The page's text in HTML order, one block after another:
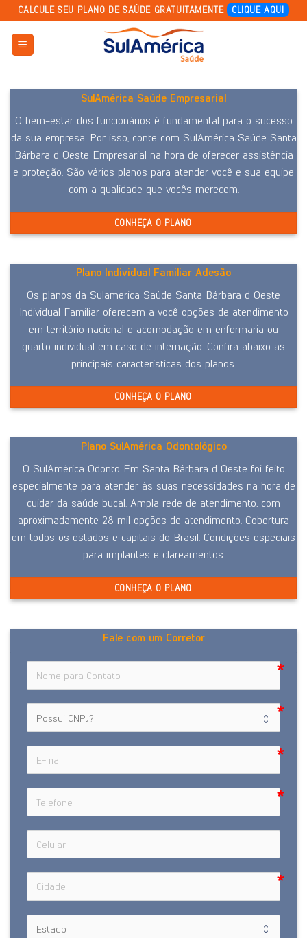
Skip
to
content
CALCULE SEU PLANO DE SAÚDE GRATUITAMENTE CLIQUE AQUI
SulAmérica Saúde Empresarial
O bem-estar dos funcionários é fundamental para o sucesso
da sua empresa. Por isso, conte com SulAmérica Saúde Santa
Bárbara d Oeste Empresarial na hora de oferecer assistência
e proteção. São vários planos para atender você e sua equipe
com a qualidade que vocês merecem.
CONHEÇA O PLANO
Plano Individual Familiar Adesão
Os planos da Sulamerica Saúde Santa Bárbara d Oeste
Individual Familiar oferecem a você opções de atendimento
em território nacional e acomodação em enfermaria ou
quarto individual em caso de internação. Confira abaixo as
principais características dos planos.
CONHEÇA O PLANO
Plano SulAmérica Odontológico
O SulAmérica Odonto Em Santa Bárbara d Oeste foi feito
especialmente para atender às suas necessidades na hora de
cuidar da saúde bucal. Ampla rede de atendimento, com
aproximadamente 28 mil opções de atendimento. Cobertura
em todos os estados e capitais do Brasil. Condições especiais
para implantes e clareamentos.
CONHEÇA O PLANO
Fale com um Corretor